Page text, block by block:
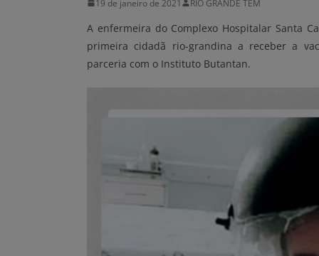
19 de janeiro de 2021 RIO GRANDE TEM
A enfermeira do Complexo Hospitalar Santa
primeira cidadã rio-grandina a receber a
parceria com o Instituto Butantan.